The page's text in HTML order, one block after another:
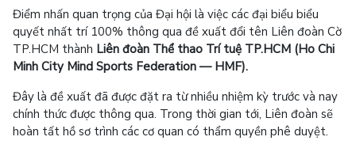
Điểm nhấn quan trọng của Đại hội là việc các đại biểu biểu
quyết nhất trí 100% thông qua đề xuất đổi tên Liên đoàn Cờ
TP.HCM thành Liên đoàn Thể thao Trí tuệ TP.HCM (Ho Chi
Minh City Mind Sports Federation — HMF).
Đây là đề xuất đã được đặt ra từ nhiều nhiệm kỳ trước và nay
chính thức được thông qua. Trong thời gian tới, Liên đoàn sẽ
hoàn tất hồ sơ trình các cơ quan có thẩm quyền phê duyệt.